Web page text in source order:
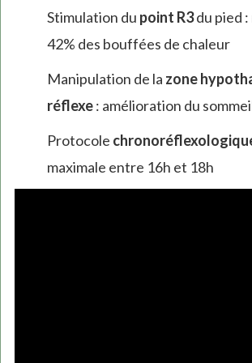
Stimulation du point R3du pied
42% des bouffées de chaleur
Manipulation de la zone
réflexe: amélioration du
Protocole
maximale entre 16h et 18h